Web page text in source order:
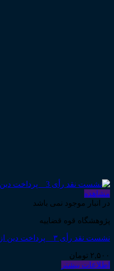
مشاهده
در انبار موجود نمی باشد
پژوهشگاه قوه قضاییه
نشست نقد رأی ۳ _ پرداخت دین از جانب غیر مدیون
۲,۵۰۰ تومان
اطلاعات بیشتر